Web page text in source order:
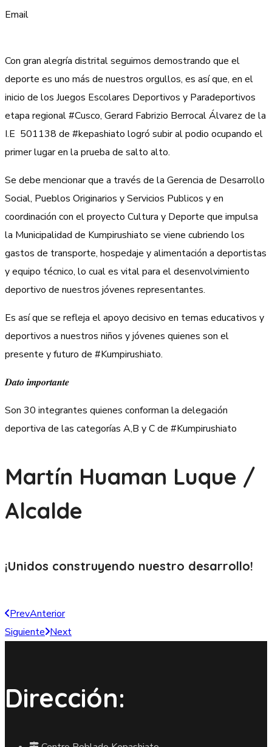
Email
Con gran alegría distrital seguimos demostrando que el
deporte es uno más de nuestros orgullos, es así que, en el
inicio de los Juegos Escolares Deportivos y Paradeportivos
etapa regional #Cusco, Gerard Fabrizio Berrocal Álvarez de la
I.E 501138 de #kepashiato logró subir al podio ocupando el
primer lugar en la prueba de salto alto.
Se debe mencionar que a través de la Gerencia de Desarrollo
Social, Pueblos Originarios y Servicios Publicos y en
coordinación con el proyecto Cultura y Deporte que impulsa
la Municipalidad de Kumpirushiato se viene cubriendo los
gastos de transporte, hospedaje y alimentación a deportistas
y equipo técnico, lo cual es vital para el desenvolvimiento
deportivo de nuestros jóvenes representantes.
Es así que se refleja el apoyo decisivo en temas educativos y
deportivos a nuestros niños y jóvenes quienes son el
presente y futuro de #Kumpirushiato.
𝑫𝒂𝒕𝒐 𝒊𝒎𝒑𝒐𝒓𝒕𝒂𝒏𝒕𝒆
Son 30 integrantes quienes conforman la delegación
deportiva de las categorías A,B y C de #Kumpirushiato
Martín Huaman Luque /
Alcalde
¡Unidos construyendo nuestro desarrollo!
PrevAnterior
Siguiente Next
Dirección: